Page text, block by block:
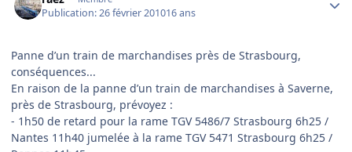
Publication:26 février 201016 ans
Panne d’un train de marchandises près de Strasbourg,
conséquences...
En raison de la panne d’un train de marchandises à Saverne,
près de Strasbourg, prévoyez :
- 1h50 de retard pour la rame TGV 5486/7 Strasbourg 6h25 /
Nantes 11h40 jumelée à la rame TGV 5471 Strasbourg 6h25 /